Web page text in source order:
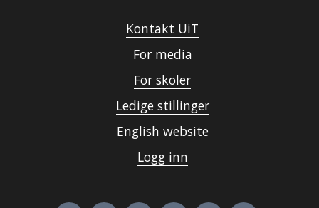
Kontakt UiT
For media
For skoler
Ledige stillinger
English website
Logg inn